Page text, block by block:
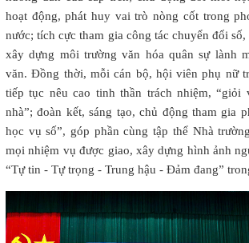
hoạt động, phát huy vai trò nòng cốt trong
nước; tích cực tham gia công tác chuyển đổi
xây dựng môi trường văn hóa quân sự lành
văn. Đồng thời, mỗi cán bộ, hội viên phụ nữ
tiếp tục nêu cao tinh thần trách nhiệm, “giỏi
nhà”; đoàn kết, sáng tạo, chủ động tham gia
học vụ số”, góp phần cùng tập thể Nhà
mọi nhiệm vụ được giao, xây dựng hình ảnh
“Tự tin - Tự trọng - Trung hậu - Đảm đang”